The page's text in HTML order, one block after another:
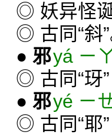
◎ 妖异怪
◎ 古同“斜”
● 邪yá ㄧ
◎ 古同“玡”
● 邪yé ㄧ
◎ 古同“耶”